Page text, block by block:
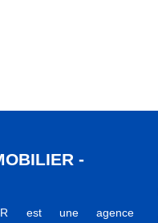
-
est une agence